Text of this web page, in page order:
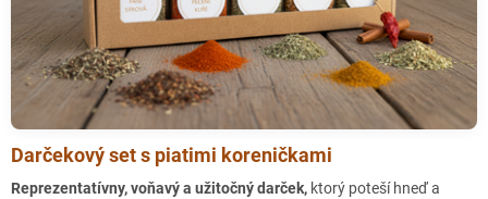
Darčekový set s piatimi koreničkami
Reprezentatívny, voňavý a užitočný darček, ktorý poteší hneď a